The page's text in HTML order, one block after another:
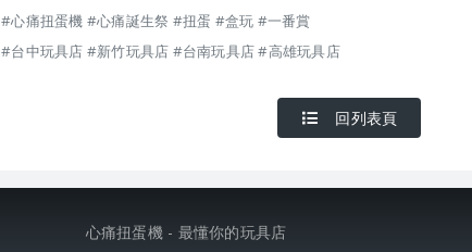
#心痛扭蛋機 #心痛誕生祭 #扭蛋 #盒玩 #一番賞
#台中玩具店 #新竹玩具店 #台南玩具店 #高雄玩具店
回列表頁
心痛扭蛋機 - 最懂你的玩具店